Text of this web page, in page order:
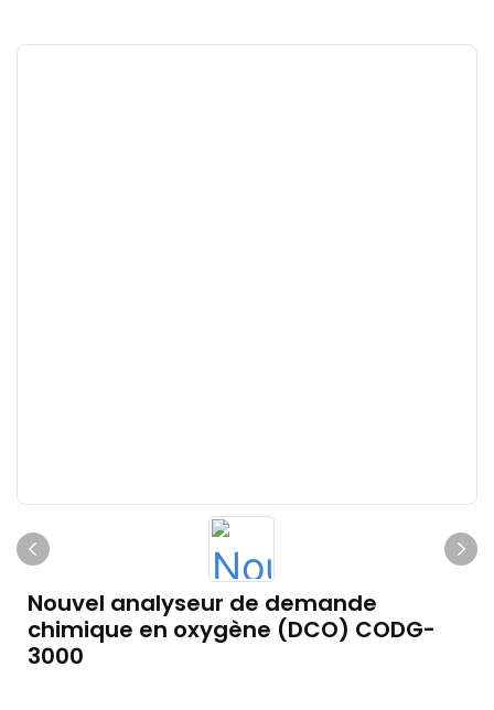
Nouvel analyseur de demande
chimique en oxygène (DCO) CODG-
3000